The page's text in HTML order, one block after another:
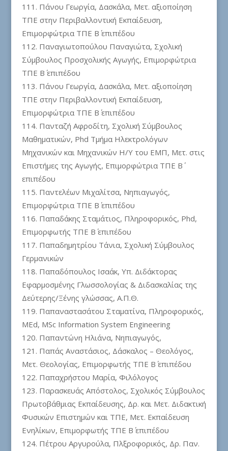
Πάνου Γεωργία, Δασκάλα, Μετ. αξιοποίηση
ΤΠΕ στην Περιβαλλοντική Εκπαίδευση,
Επιμορφώτρια ΤΠΕ Β΄ επιπέδου
Παναγιωτοπούλου Παναγιώτα, Σχολική
Σύμβουλος Προσχολικής Αγωγής, Επιμορφώτρια
ΤΠΕ Β΄ επιπέδου
Πάνου Γεωργία, Δασκάλα, Μετ. αξιοποίηση
ΤΠΕ στην Περιβαλλοντική Εκπαίδευση,
Επιμορφώτρια ΤΠΕ Β΄ επιπέδου
Πανταζή Αφροδίτη, Σχολική Σύμβουλος
Μαθηματικών, Phd Τμήμα Ηλεκτρολόγων
Μηχανικών και Μηχανικών Η/Υ του ΕΜΠ, Μετ. στις
Επιστήμες της Αγωγής, Επιμορφώτρια ΤΠΕ Β΄
επιπέδου
Παντελέων Μιχαλίτσα, Νηπιαγωγός,
Επιμορφώτρια ΤΠΕ Β΄ επιπέδου
Παπαδάκης Σταμάτιος, Πληροφορικός, Phd,
Επιμορφωτής ΤΠΕ Β΄ επιπέδου
Παπαδημητρίου Τάνια, Σχολική Σύμβουλος
Γερμανικών
Παπαδόπουλος Ισαάκ, Υπ. Διδάκτορας
Εφαρμοσμένης Γλωσσολογίας & Διδασκαλίας της
Δεύτερης/Ξένης γλώσσας, Α.Π.Θ.
Παπαναστασάτου Σταματίνα, Πληροφορικός,
MEd, MSc Information System Engineering
Παπαντώνη Ηλιάνα, Νηπιαγωγός,
Παπάς Αναστάσιος, Δάσκαλος – Θεολόγος,
Μετ. Θεολογίας, Επιμορφωτής ΤΠΕ Β΄ επιπέδου
Παπαχρήστου Μαρία, Φιλόλογος
Παρασκευάς Απόστολος, Σχολικός Σύμβουλος
Πρωτοβάθμιας Εκπαίδευσης, Δρ. και Μετ. Διδακτική
Φυσικών Επιστημών και ΤΠΕ, Μετ. Εκπαίδευση
Ενηλίκων, Επιμορφωτής ΤΠΕ Β΄ επιπέδου
Πέτρου Αργυρούλα, Πλξροφορικός, Δρ. Παν.